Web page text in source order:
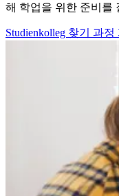
해 학업을 위한 준비를
Studienkolleg 찾기 과정